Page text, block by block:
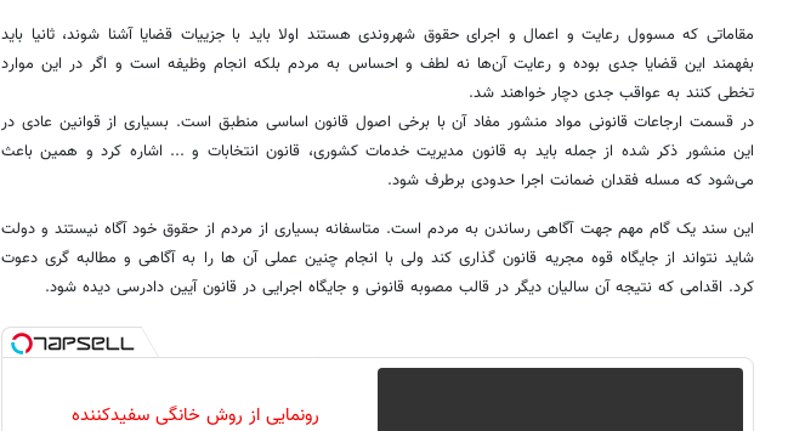
مقاماتی که مسوول رعایت و اعمال و اجرای حقوق شهروندی هستند اولا باید با جزییات قضایا آشنا شوند، ثانیا باید
بفهمند این قضایا جدی بوده و رعایت آن‌ها نه لطف و احساس به مردم بلکه انجام وظیفه است و اگر در این موارد
تخطی کنند به عواقب جدی دچار خواهند شد.
در قسمت ارجاعات قانونی مواد منشور مفاد آن با برخی اصول قانون اساسی منطبق است. بسیاری از قوانین عادی در
این منشور ذکر شده از جمله باید به قانون مدیریت خدمات کشوری، قانون انتخابات و ... اشاره کرد و همین باعث
می‌شود که مسله فقدان ضمانت اجرا حدودی برطرف شود.
این سند یک گام مهم جهت آگاهی رساندن به مردم است. متاسفانه بسیاری از مردم از حقوق خود آگاه نیستند و دولت
شاید نتواند از جایگاه قوه مجریه قانون گذاری کند ولی با انجام چنین عملی آن ها را به آگاهی و مطالبه گری دعوت
کرد. اقدامی که نتیجه آن سالیان دیگر در قالب مصوبه قانونی و جایگاه اجرایی در قانون آیین دادرسی دیده شود.
رونمایی از روش خانگی سفیدکننده